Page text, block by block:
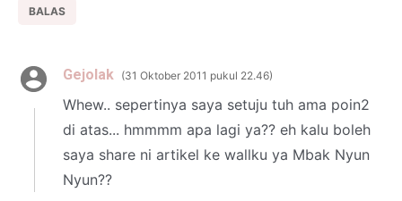
BALAS
Gejolak 31 Oktober 2011 pukul 22.46
Whew.. sepertinya saya setuju tuh ama poin2
di atas... hmmmm apa lagi ya?? eh kalu boleh
saya share ni artikel ke wallku ya Mbak Nyun
Nyun??